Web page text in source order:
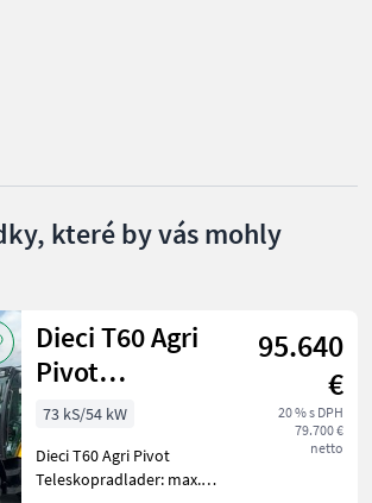
Inzeráty
které by vás mohly
Dieci T60 Agri
Pivot
Teleskopradlader
95.640
€
20 % s DPH
79.700 €
netto
73 kS/54 kW
Dieci T60 Agri Pivot
Teleskopradlader: max.